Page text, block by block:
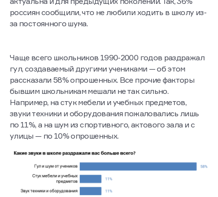
проблема акустического дискомфорта была
актуальна и для предыдущих поколений. Так, 36%
россиян сообщили, что не любили ходить в школу из-
Чаще всего школьников 1990-2000 годов раздражал
гул, создаваемый другими учениками — об этом
рассказали 58% опрошенных. Все прочие факторы
бывшим школьникам мешали не так сильно.
Например, на стук мебели и учебных предметов,
звуки техники и оборудования пожаловались лишь
по 11%, а на шум из спортивного, актового зала и с
улицы — по 10% опрошенных.